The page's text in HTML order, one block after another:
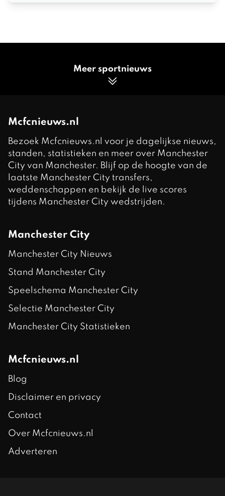
Meer sportnieuws
Mcfcnieuws.nl
Bezoek Mcfcnieuws.nl voor je dagelijkse nieuws,
standen, statistieken en meer over Manchester
City van Manchester. Blijf op de hoogte van de
laatste Manchester City transfers,
weddenschappen en bekijk de live scores
tijdens Manchester City wedstrijden.
Manchester City
Manchester City Nieuws
Stand Manchester City
Speelschema Manchester City
Selectie Manchester City
Manchester City Statistieken
Mcfcnieuws.nl
Blog
Disclaimer en privacy
Contact
Over Mcfcnieuws.nl
Adverteren